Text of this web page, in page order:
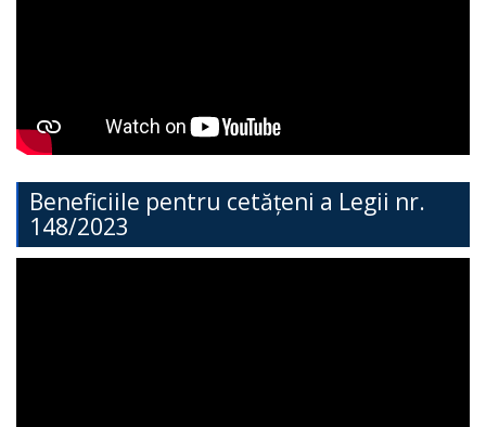
Cimișlia
Direcția
Economie,
Beneficiile pentru cetățeni a Legii nr.
148/2023